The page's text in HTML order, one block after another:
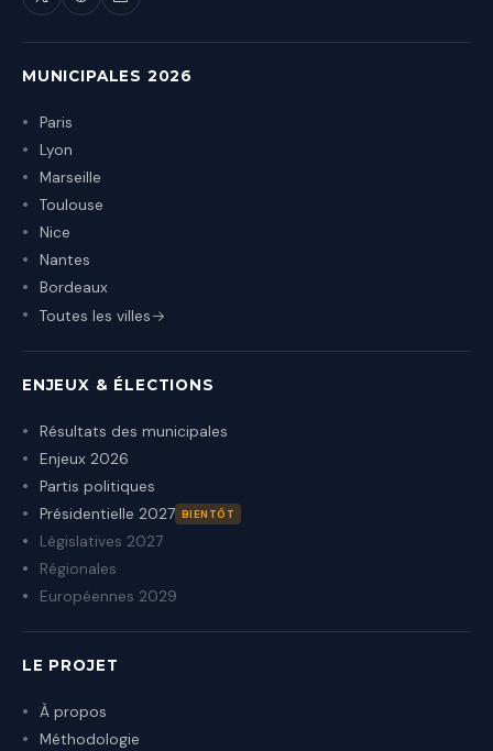
MUNICIPALES 2026
Paris
Lyon
Marseille
Toulouse
Nice
Nantes
Bordeaux
Toutes les villes
ENJEUX & ÉLECTIONS
Résultats des municipales
Enjeux 2026
Partis politiques
Présidentielle 2027 BIENTÔT
Législatives 2027
Régionales
Européennes 2029
LE PROJET
À propos
Méthodologie